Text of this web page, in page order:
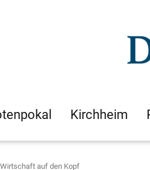
Kirchheim
auf den Kopf